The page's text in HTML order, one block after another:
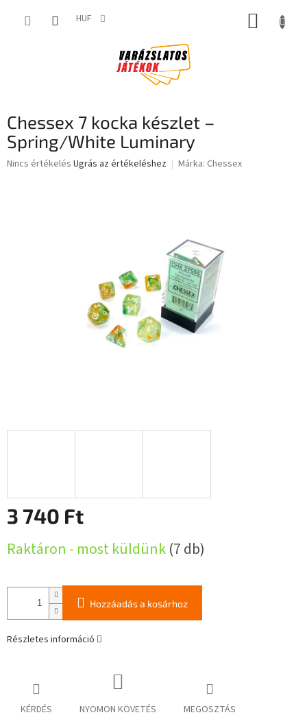
HUF KOSÁR
Chessex 7 kocka készlet –
Spring/White Luminary
A
Nincs értékelés Ugrás az értékeléshez Márka: Chessex
3 740 Ft
Raktáron - most küldünk(7 db)
Hozzáadás a kosárhoz
Részletes információ
KÉRDÉS NYOMON KÖVETÉS MEGOSZTÁS